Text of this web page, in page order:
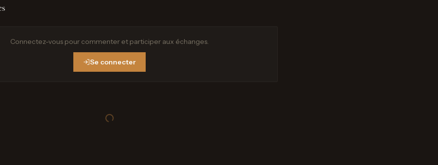
Connectez-vous pour commenter et participer aux échanges.
Se connecter